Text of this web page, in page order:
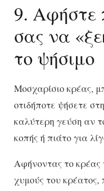
9. Αφήστε
σας να
το ψήσιμο
Μοσχαρίσιο κρέας,
οτιδήποτε ψήσετε
καλύτερη γεύση αν
κοπής ή πιάτο για
Αφήνοντας το κρέας
χυμούς του κρέατος,